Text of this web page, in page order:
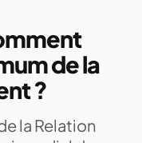
de la
?
la Relation